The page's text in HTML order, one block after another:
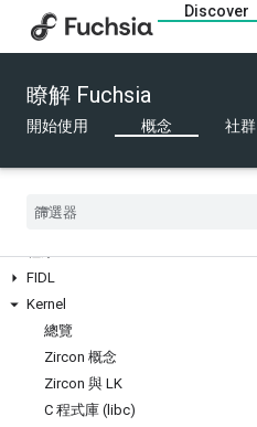
Discover
瞭解 Fuchsia
開始使用 概念 社群
總覽
原則
無障礙功能
驅動因素
記憶體
FIDL
Kernel
總覽
Zircon 概念
Zircon 與 LK
C 程式庫 (libc)